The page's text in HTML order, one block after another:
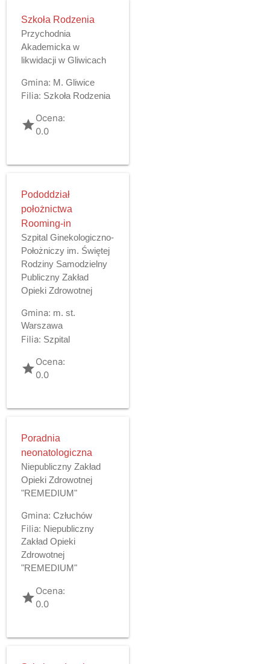
Szkoła Rodzenia
Przychodnia
Akademicka w
likwidacji w Gliwicach
Gmina: M. Gliwice
Filia: Szkoła Rodzenia
gradeOcena:
0.0
Pododdział
położnictwa
Rooming-in
Szpital Ginekologiczno-
Położniczy im. Świętej
Rodziny Samodzielny
Publiczny Zakład
Opieki Zdrowotnej
Gmina: m. st.
Warszawa
Filia: Szpital
gradeOcena:
0.0
Poradnia
neonatologiczna
Niepubliczny Zakład
Opieki Zdrowotnej
"REMEDIUM"
Gmina: Człuchów
Filia: Niepubliczny
Zakład Opieki
Zdrowotnej
"REMEDIUM"
gradeOcena:
0.0